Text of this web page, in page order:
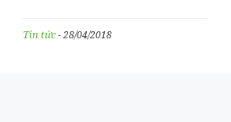
Tin tức- 28/04/2018